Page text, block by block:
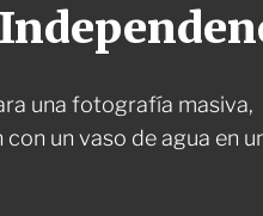
una fotografía masiva,
un vaso de agua en